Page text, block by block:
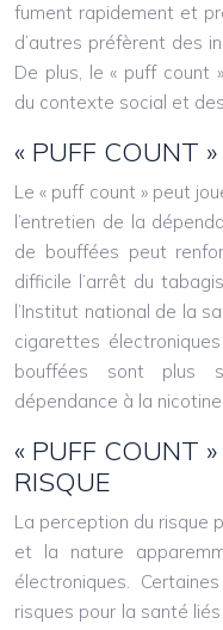
fument rapidement et
d’autres préfèrent des
De plus, le « puff count
du contexte social et
« PUFF COUNT
Le « puff count » peut
l’entretien de la
de bouffées peut
difficile l’arrêt du
l’Institut national de la
cigarettes
bouffées sont plus
dépendance à la nicotine.
« PUFF COUNT
RISQUE
La perception du risque
et la nature
électroniques.
risques pour la santé